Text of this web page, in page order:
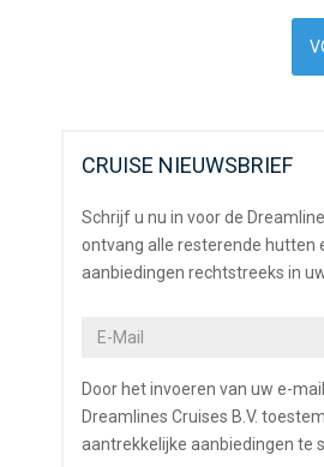
CRUISE NIEUWSBRIEF
Schrijf u nu in voor de
ontvang alle resterende hutten
aanbiedingen rechtstreeks in
Door het invoeren van uw e-
Dreamlines Cruises B.V.
aantrekkelijke aanbiedingen te